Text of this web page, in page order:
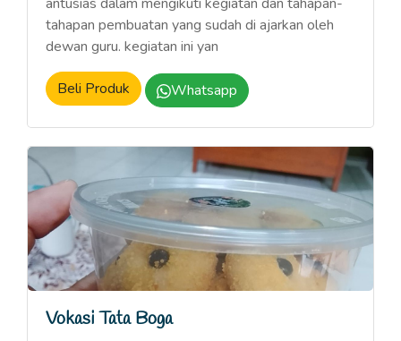
tahapan pembuatan yang sudah di ajarkan oleh
dewan guru. kegiatan ini yan
Beli Produk Whatsapp
Vokasi Tata Boga